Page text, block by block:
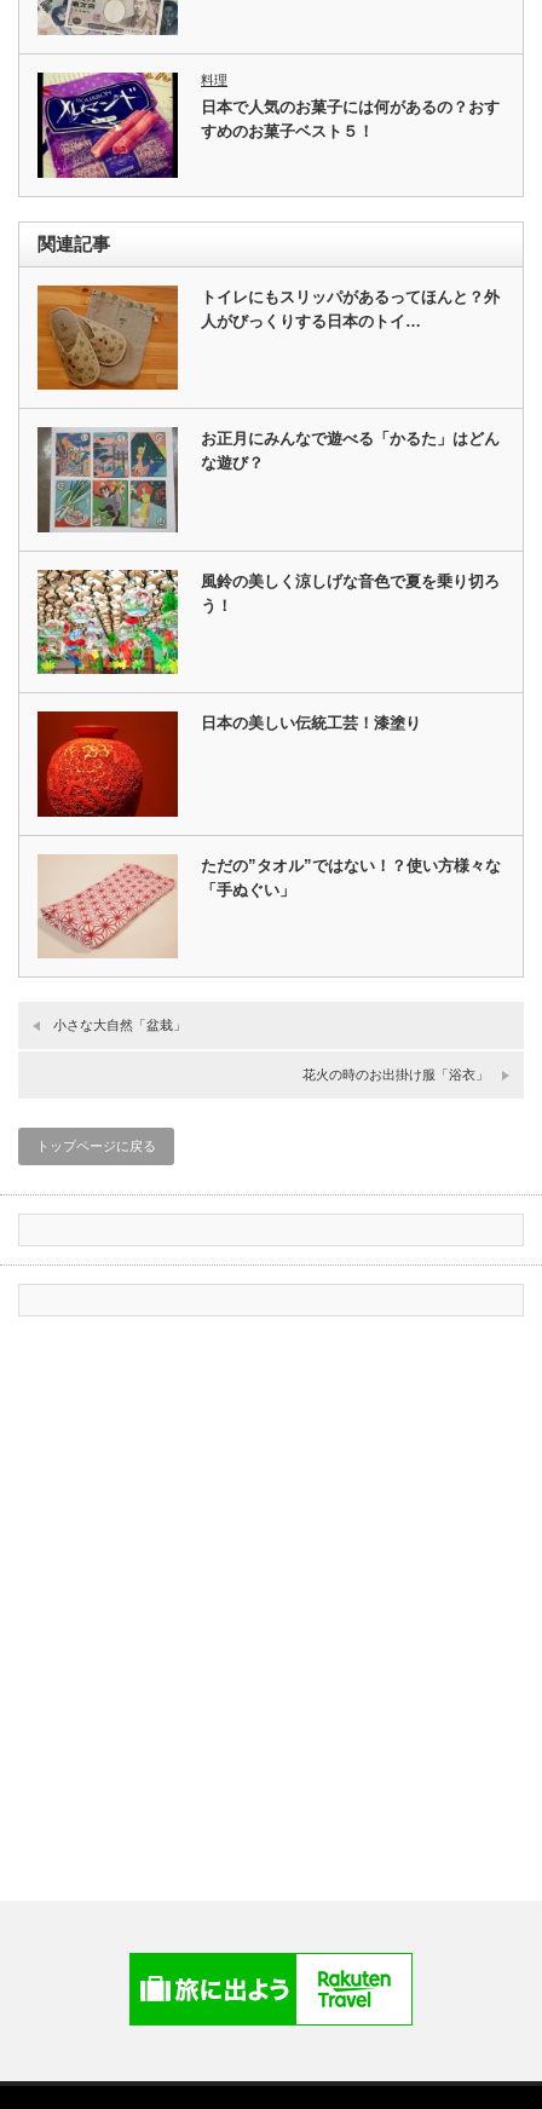
料理
日本で人気のお菓子には何があるの？おす
すめのお菓子ベスト５！
関連記事
トイレにもスリッパがあるってほんと？外
人がびっくりする日本のトイ…
お正月にみんなで遊べる「かるた」はどん
な遊び？
風鈴の美しく涼しげな音色で夏を乗り切ろ
う！
日本の美しい伝統工芸！漆塗り
ただの”タオル”ではない！？使い方様々な
「手ぬぐい」
小さな大自然「盆栽」
花火の時のお出掛け服「浴衣」
トップページに戻る